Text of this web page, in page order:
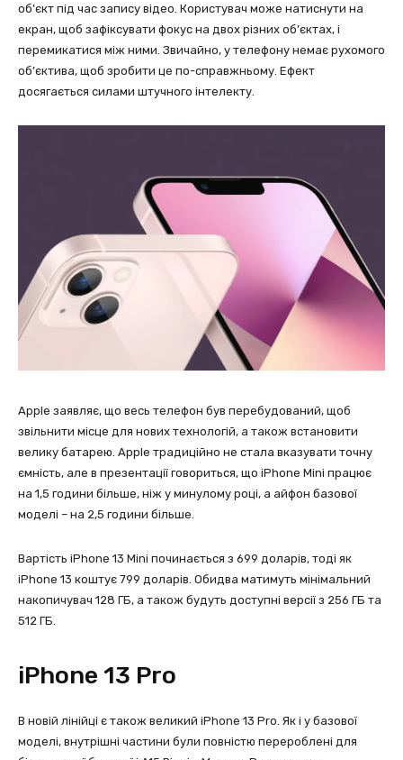
об’єкт під час запису відео. Користувач може натиснути на
екран, щоб зафіксувати фокус на двох різних об’єктах, і
перемикатися між ними. Звичайно, у телефону немає рухомого
об’єктива, щоб зробити це по-справжньому. Ефект
досягається силами штучного інтелекту.
Apple заявляє, що весь телефон був перебудований, щоб
звільнити місце для нових технологій, а також встановити
велику батарею. Apple традиційно не стала вказувати точну
ємність, але в презентації говориться, що iPhone Mini працює
на 1,5 години більше, ніж у минулому році, а айфон базової
моделі – на 2,5 години більше.
Вартість iPhone 13 Mini починається з 699 доларів, тоді як
iPhone 13 коштує 799 доларів. Обидва матимуть мінімальний
накопичувач 128 ГБ, а також будуть доступні версії з 256 ГБ та
512 ГБ.
iPhone 13 Pro
В новій лінійці є також великий iPhone 13 Pro. Як і у базової
моделі, внутрішні частини були повністю перероблені для